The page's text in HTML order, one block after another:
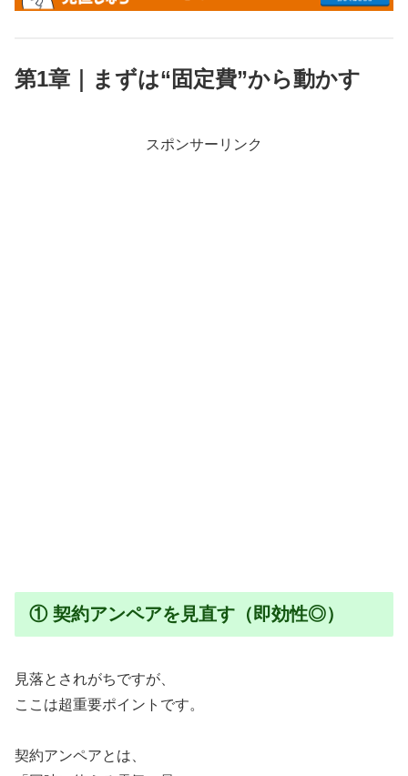
第1章｜まずは“固定費”から動かす
スポンサーリンク
① 契約アンペアを見直す（即効性◎）
見落とされがちですが、
ここは超重要ポイントです。
契約アンペアとは、